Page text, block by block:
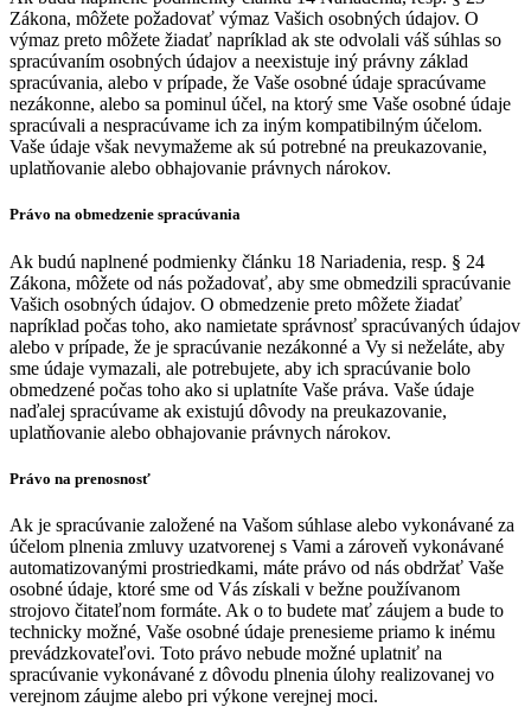
Zákona, môžete požadovať výmaz Vašich osobných údajov. O
výmaz preto môžete žiadať napríklad ak ste odvolali váš súhlas so
spracúvaním osobných údajov a neexistuje iný právny základ
spracúvania, alebo v prípade, že Vaše osobné údaje spracúvame
nezákonne, alebo sa pominul účel, na ktorý sme Vaše osobné údaje
spracúvali a nespracúvame ich za iným kompatibilným účelom.
Vaše údaje však nevymažeme ak sú potrebné na preukazovanie,
uplatňovanie alebo obhajovanie právnych nárokov.
Právo na obmedzenie spracúvania
Ak budú naplnené podmienky článku 18 Nariadenia, resp. § 24
Zákona, môžete od nás požadovať, aby sme obmedzili spracúvanie
Vašich osobných údajov. O obmedzenie preto môžete žiadať
napríklad počas toho, ako namietate správnosť spracúvaných údajov
alebo v prípade, že je spracúvanie nezákonné a Vy si neželáte, aby
sme údaje vymazali, ale potrebujete, aby ich spracúvanie bolo
obmedzené počas toho ako si uplatníte Vaše práva. Vaše údaje
naďalej spracúvame ak existujú dôvody na preukazovanie,
uplatňovanie alebo obhajovanie právnych nárokov.
Právo na prenosnosť
Ak je spracúvanie založené na Vašom súhlase alebo vykonávané za
účelom plnenia zmluvy uzatvorenej s Vami a zároveň vykonávané
automatizovanými prostriedkami, máte právo od nás obdržať Vaše
osobné údaje, ktoré sme od Vás získali v bežne používanom
strojovo čitateľnom formáte. Ak o to budete mať záujem a bude to
technicky možné, Vaše osobné údaje prenesieme priamo k inému
prevádzkovateľovi. Toto právo nebude možné uplatniť na
spracúvanie vykonávané z dôvodu plnenia úlohy realizovanej vo
verejnom záujme alebo pri výkone verejnej moci.